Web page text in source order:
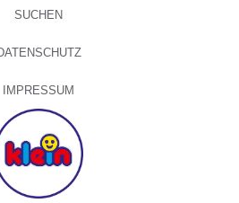
SUCHEN
IMPRESSUM